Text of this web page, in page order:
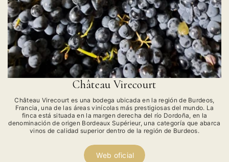
Château Virecourt
Château Virecourt es una bodega ubicada en la región de Burdeos,
Francia, una de las áreas vinícolas más prestigiosas del mundo. La
finca está situada en la margen derecha del río Dordoña, en la
denominación de origen Bordeaux Supérieur, una categoría que abarca
vinos de calidad superior dentro de la región de Burdeos.
Web oficial